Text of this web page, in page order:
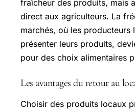
fraîcheur des produits, mais
direct aux agriculteurs. La
marchés, où les producteurs
présenter leurs produits,
pour des choix alimentaires
Les avantages du retour au
Choisir des produits locaux